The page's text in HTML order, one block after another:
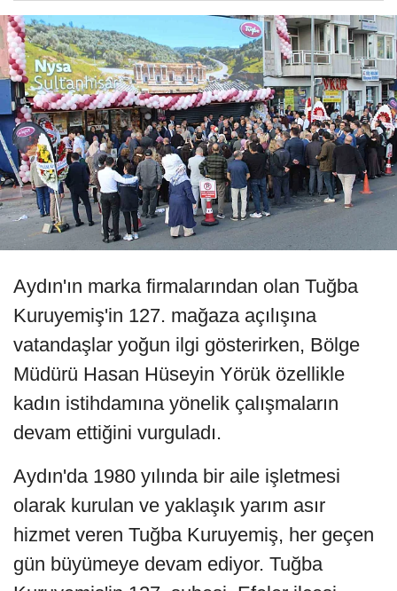
Aydın'ın marka firmalarından olan Tuğba
Kuruyemiş'in 127. mağaza açılışına
vatandaşlar yoğun ilgi gösterirken, Bölge
Müdürü Hasan Hüseyin Yörük özellikle
kadın istihdamına yönelik çalışmaların
devam ettiğini vurguladı.
Aydın'da 1980 yılında bir aile işletmesi
olarak kurulan ve yaklaşık yarım asır
hizmet veren Tuğba Kuruyemiş, her geçen
gün büyümeye devam ediyor. Tuğba